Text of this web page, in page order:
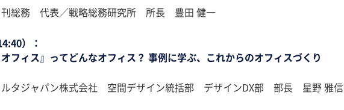
刊総務 代表／戦略総務研究所 所長 豊田 健一
）：
オフィス』ってどんなオフィス？ 事例に学ぶ、これからのオフィスづくり
ルタジャパン株式会社 空間デザイン統括部 デザインDX部 部長 星野 雅信